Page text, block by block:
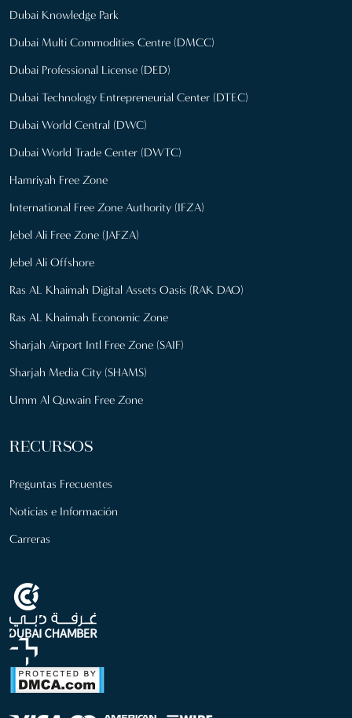
Dubai Knowledge Park
Dubai Multi Commodities Centre (DMCC)
Dubai Professional License (DED)
Dubai Technology Entrepreneurial Center (DTEC)
Dubai World Central (DWC)
Dubai World Trade Center (DWTC)
Hamriyah Free Zone
International Free Zone Authority (IFZA)
Jebel Ali Free Zone (JAFZA)
Jebel Ali Offshore
Ras AL Khaimah Digital Assets Oasis (RAK DAO)
Ras AL Khaimah Economic Zone
Sharjah Airport Intl Free Zone (SAIF)
Sharjah Media City (SHAMS)
Umm Al Quwain Free Zone
RECURSOS
Preguntas Frecuentes
Noticias e Información
Carreras